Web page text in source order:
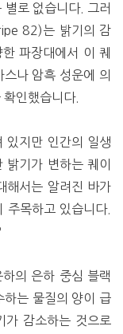
로 없습니다. 그러
82)는 밝기의 감
파장대에서 이 퀘
나 암흑 성운에 의
인했습니다.
있지만 인간의 일생
기가 변하는 퀘이
해서는 알려진 바가
주목하고 있습니다.
의 은하 중심 블랙
하는 물질의 양이 급
가 감소하는 것으로